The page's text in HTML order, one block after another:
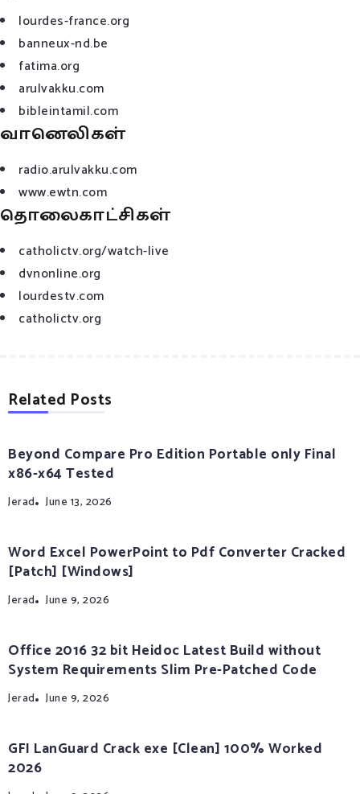
lourdes-france.org
banneux-nd.be
fatima.org
arulvakku.com
bibleintamil.com
வானெலிகள்
radio.arulvakku.com
www.ewtn.com
தொலைகாட்சிகள்
catholictv.org/watch-live
dvnonline.org
lourdestv.com
catholictv.org
Related Posts
Beyond Compare Pro Edition Portable only Final
x86-x64 Tested
Jerad June 13, 2026
Word Excel PowerPoint to Pdf Converter Cracked
[Patch] [Windows]
Jerad June 9, 2026
Office 2016 32 bit Heidoc Latest Build without
System Requirements Slim Pre-Patched Code
Jerad June 9, 2026
GFI LanGuard Crack exe [Clean] 100% Worked
2026